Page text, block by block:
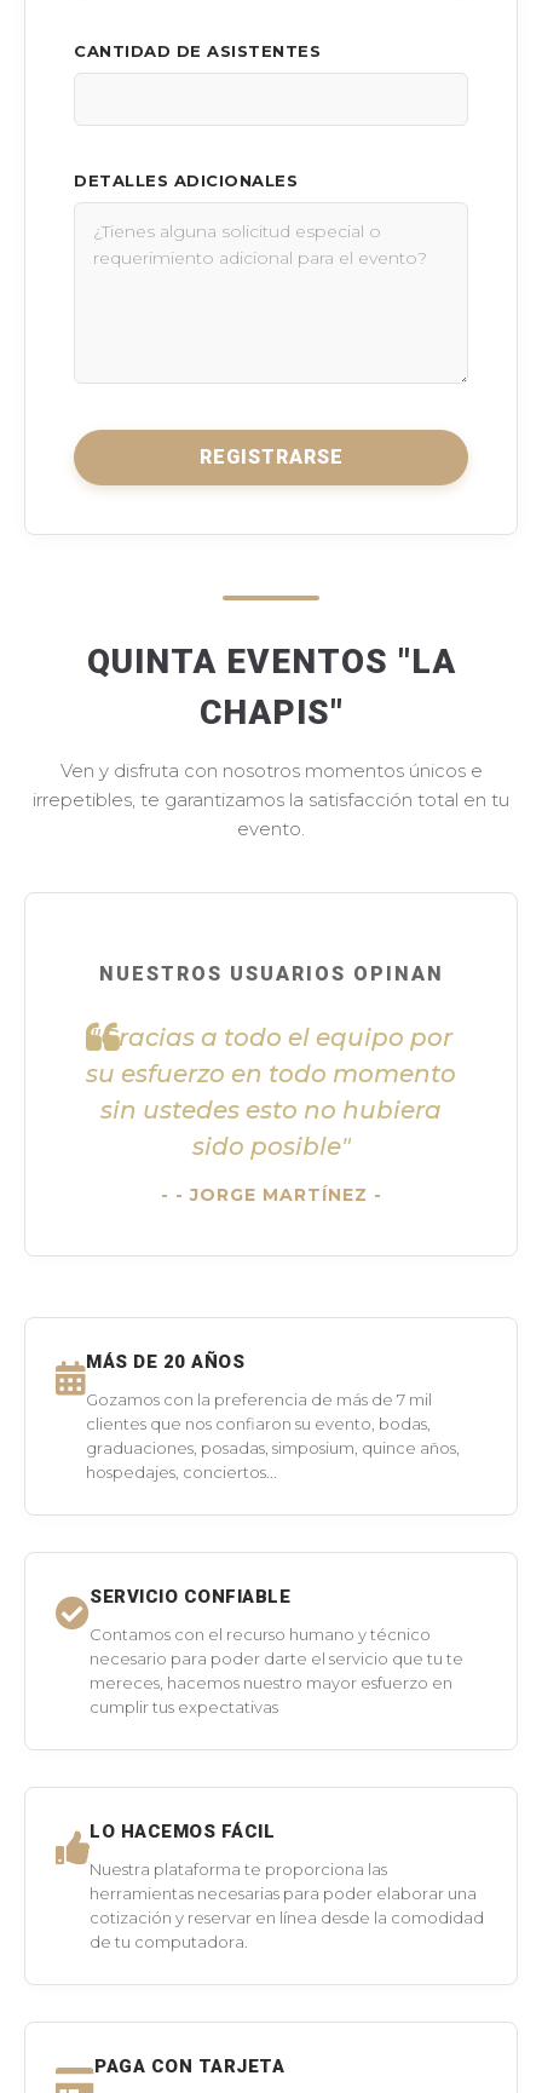
CANTIDAD DE ASISTENTES
DETALLES ADICIONALES
REGISTRARSE
QUINTA EVENTOS "LA
CHAPIS"
Ven y disfruta con nosotros momentos únicos e
irrepetibles, te garantizamos la satisfacción total en tu
evento.
NUESTROS USUARIOS OPINAN
"Gracias a todo el equipo por
su esfuerzo en todo momento
sin ustedes esto no hubiera
sido posible"
- JORGE MARTÍNEZ -
MÁS DE 20 AÑOS
Gozamos con la preferencia de más de 7 mil
clientes que nos confiaron su evento, bodas,
graduaciones, posadas, simposium, quince años,
hospedajes, conciertos...
SERVICIO CONFIABLE
Contamos con el recurso humano y técnico
necesario para poder darte el servicio que tu te
mereces, hacemos nuestro mayor esfuerzo en
cumplir tus expectativas
LO HACEMOS FÁCIL
Nuestra plataforma te proporciona las
herramientas necesarias para poder elaborar una
cotización y reservar en línea desde la comodidad
de tu computadora.
PAGA CON TARJETA